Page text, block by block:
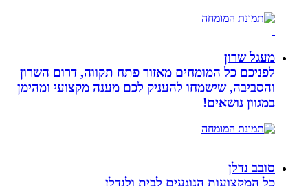
מעגל שרון
לפניכם כל המומחים מאזור פתח תקווה, דרום השרון
והסביבה, שישמחו להעניק לכם מענה מקצועי ומהימן
במגוון נושאים!
סובב נדלן
כל המקצועות הנוגעים לבית ולנדלן